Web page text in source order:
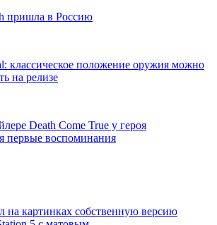
пришла в Россию
классическое положение оружия можно
на релизе
Death Come True у героя
первые воспоминания
на картинках собственную версию